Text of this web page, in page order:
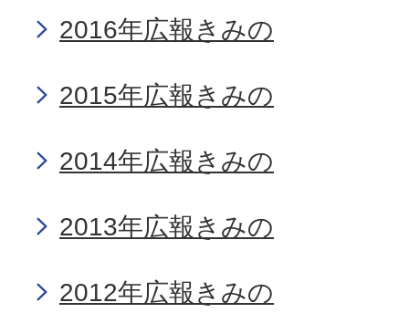
2016年広報きみの
2015年広報きみの
2014年広報きみの
2013年広報きみの
2012年広報きみの